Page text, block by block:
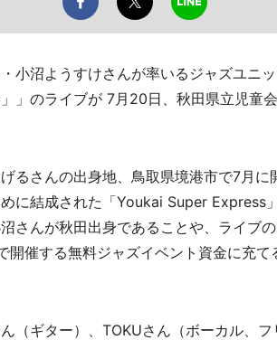
小沼ようすけさんが率いるジャズユニ
」のライブが 7月20日、秋田県立児童
るさんの出身地、鳥取県境港市で7月に
に結成された「Youkai Super Express
さんが秋田出身であることや、ライブ
開催する無料ジャズイベント資金に充
（ギター）、TOKUさん（ボーカル、